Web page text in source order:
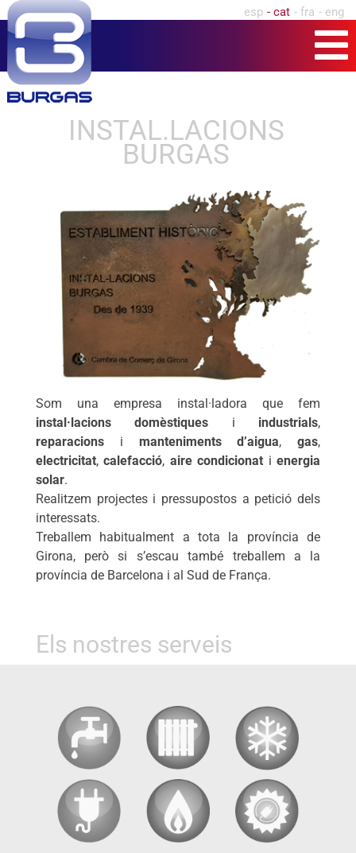
esp cat fra eng
INSTAL.LACIONS
BURGAS
Som una empresa instal·ladora que fem
instal·lacions domèstiques i industrials,
reparacionsi manteniments d’aigua,gas,
electricitat,calefacció, aire condicionat ienergia
solar.
Realitzem projectes i pressupostos a petició dels
interessats.
Treballem habitualment a tota la província de
Girona, però si s’escau també treballem a la
província de Barcelona i al Sud de França.
Els nostres serveis